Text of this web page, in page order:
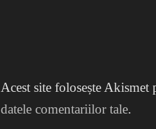
Acest site folosește Akismet
datele comentariilor tale.